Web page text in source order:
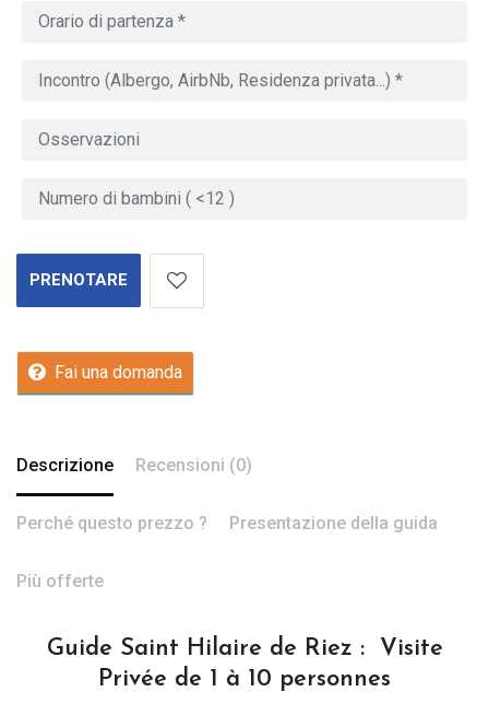
PRENOTARE
Fai una domanda
Descrizione Recensioni (0)
Perché questo prezzo ? Presentazione della guida
Più offerte
Guide Saint Hilaire de Riez : Visite
Privée de 1 à 10 personnes